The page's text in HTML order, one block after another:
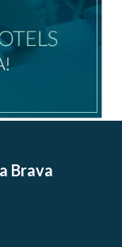
Brava